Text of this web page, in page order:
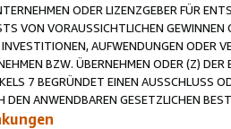
ODER LIZENZGEBER FÜR
VON VORAUSSICHTLICHEN
AUFWENDUNGEN ODER
BZW. ÜBERNEHMEN ODER (Z)
7 BEGRÜNDET EINEN AUSSCHLUSS
DEN ANWENDBAREN GESETZLICHEN